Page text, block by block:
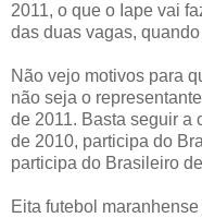
2011, o que o Iape vai
das duas vagas,
Não vejo motivos para
não seja o
de 2011. Basta seguir a
de 2010, participa do
participa do Brasileiro
Eita futebol